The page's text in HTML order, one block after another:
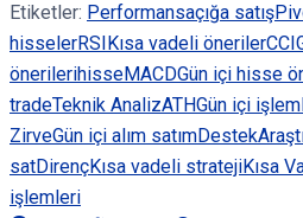
Etiketler: Performansaçığa satış
hisselerRSI Kısa vadeli önerilerCCI
önerilerihisseMACDGün içi hisse
tradeTeknik AnalizATHGün içi
ZirveGün içi alım satımDestek
satDirençKısa vadeli stratejiKısa
işlemleri